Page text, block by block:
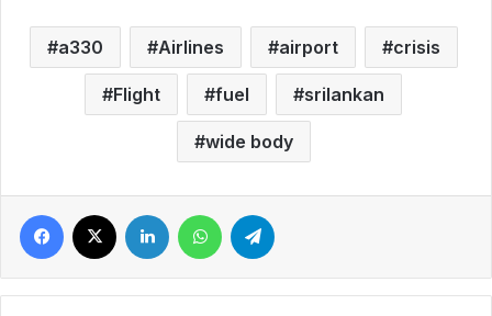
a330 Airlines airport crisis
Flight fuel srilankan
wide body
Facebook LinkedIn WhatsApp